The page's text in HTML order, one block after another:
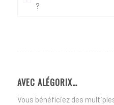
?
AVEC ALÉGORIX…
Vous bénéficiez des